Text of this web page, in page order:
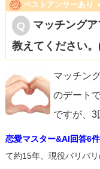
テクニック面でのア
・アプリを止めよう
・遠くに引越す
・他に会っている人
ベストアンサーあり
マッチング
教えてください。
マッチン
のデート
ですが、3
恋愛マスター&AI回答6件
て約15年、現役バリバ